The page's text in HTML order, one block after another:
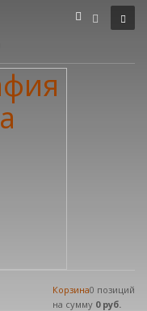
Корзина0 позиций
на сумму 0 руб.